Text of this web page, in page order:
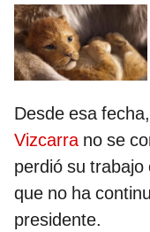
Desde esa
Vizcarrano se
perdió su
que no ha
presidente.